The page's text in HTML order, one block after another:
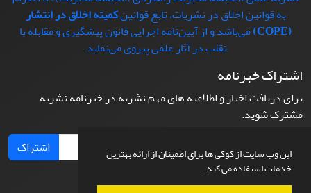
این وب سایت از کوکی ها برای اطمینان از ارائه بهترین
خدمات استفاده می کند.
به قوانین اخلاق در نشریات، تابع قوانینکمیته اخلاق در انتشار
(COPE)
می‌باشد و از آیین‌نامه اجرایی قانون پیشگیری و مقابله با
تقلب در آثار علمی پیروی می‌نماید.
اشتراک خبرنامه
برای دریافت اخبار و اطلاعیه های مهم نشریه در خبرنامه نشریه
مشترک شوید.
اشتراک